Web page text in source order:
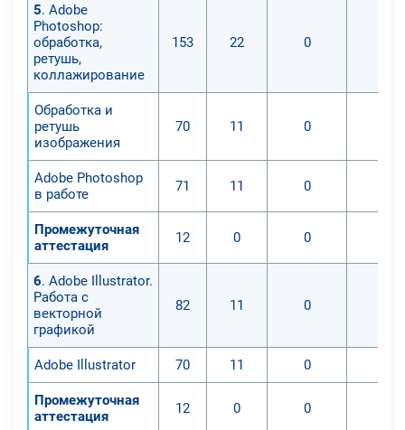
5. Adobe
Photoshop:
обработка,
ретушь,
коллажирование
153 22 0
Обработка и
ретушь
изображения
70 11 0
Adobe Photoshop
в работе
71 11 0
Промежуточная
аттестация
12 0 0
6. Adobe Illustrator.
Работа с
векторной
графикой
82 11 0
Adobe Illustrator 70 11 0
Промежуточная
аттестация
12 0 0